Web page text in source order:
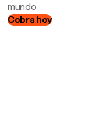
mundo.
Cobra hoy